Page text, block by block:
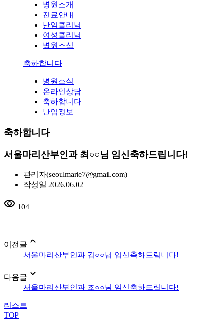
병원소개
진료안내
난임클리닉
여성클리닉
병원소식
축하합니다
병원소식
온라인상담
축하합니다
난임정보
축하합니다
서울마리산부인과 최○○님 임신축하드립니다!
관리자(seoulmarie7@gmail.com)
작성일 2026.06.02
visibility 104
이전글 expand_less
서울마리산부인과 김○○님 임신축하드립니다!
다음글 expand_more
서울마리산부인과 조○○님 임신축하드립니다!
리스트
TOP